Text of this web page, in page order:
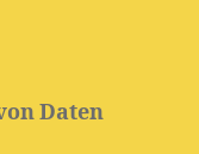
Daten